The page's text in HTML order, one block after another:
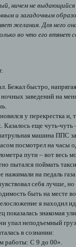
ничем не
и загадочным
желания. Для него
во что его втянет
Бежал быстро,
ночных заведений на
у перекрестка
Казалось еще чуть-
машина ППС
посмотрел на часы
пути – вот весь
пытался поймать
нажимали на педаль
себя лучше,
быть на месте
я находил
показалась знакомая
упал неподъемный
в сознании:
работы: С 9 до 00».